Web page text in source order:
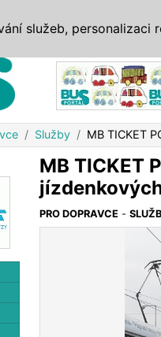
Služby MB TICKET
MB TICKET
PRO DOPRAVCE -
služeb, personalizaci